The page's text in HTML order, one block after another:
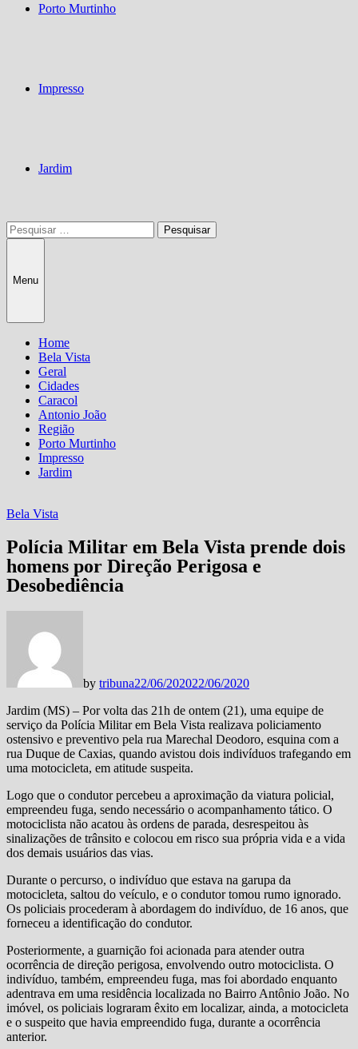
Porto Murtinho
Impresso
Jardim
Pesquisar
por:
Menu
Home
Bela Vista
Geral
Cidades
Caracol
Antonio João
Região
Porto Murtinho
Impresso
Jardim
Bela Vista
Polícia Militar em Bela Vista prende dois
homens por Direção Perigosa e
Desobediência
by tribuna22/06/202022/06/2020
Jardim (MS) – Por volta das 21h de ontem (21), uma equipe de
serviço da Polícia Militar em Bela Vista realizava policiamento
ostensivo e preventivo pela rua Marechal Deodoro, esquina com a
rua Duque de Caxias, quando avistou dois indivíduos trafegando em
uma motocicleta, em atitude suspeita.
Logo que o condutor percebeu a aproximação da viatura policial,
empreendeu fuga, sendo necessário o acompanhamento tático. O
motociclista não acatou às ordens de parada, desrespeitou às
sinalizações de trânsito e colocou em risco sua própria vida e a vida
dos demais usuários das vias.
Durante o percurso, o indivíduo que estava na garupa da
motocicleta, saltou do veículo, e o condutor tomou rumo ignorado.
Os policiais procederam à abordagem do indivíduo, de 16 anos, que
forneceu a identificação do condutor.
Posteriormente, a guarnição foi acionada para atender outra
ocorrência de direção perigosa, envolvendo outro motociclista. O
indivíduo, também, empreendeu fuga, mas foi abordado enquanto
adentrava em uma residência localizada no Bairro Antônio João. No
imóvel, os policiais lograram êxito em localizar, ainda, a motocicleta
e o suspeito que havia empreendido fuga, durante a ocorrência
anterior.